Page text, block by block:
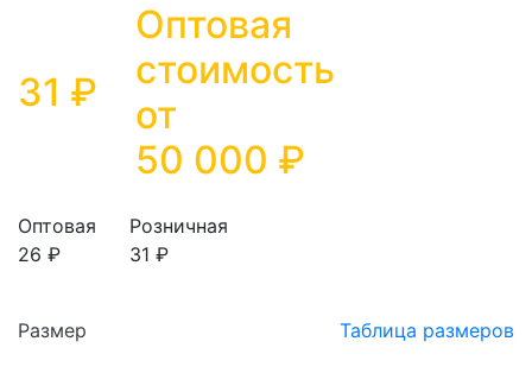
31 ₽
Оптовая
стоимость
от
50 000 ₽
Оптовая
26 ₽
Розничная
31 ₽
Размер Таблица размеров